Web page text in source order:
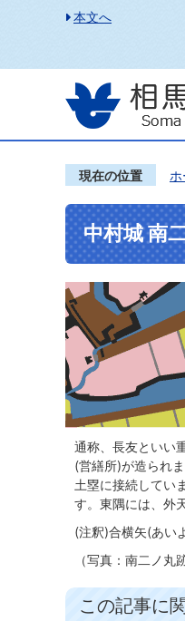
本文へ
現在の位置
中村城 南
通称、長友といい
(営繕所)が造られ
土塁に接続してい
す。東隅には、外
(注釈)合横矢(あい
（写真：南二ノ丸
この記事に